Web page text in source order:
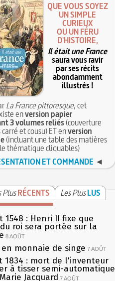
QUE VOUS SOYEZ
UN SIMPLE
CURIEUX
OU UN FÉRU
D'HISTOIRE,
Il était une France
saura vous ravir
par ses récits
abondamment
illustrés !
La France pittoresque, cet
enversion papier
3 volumes reliés(couverture
et cousu) ET enversion
(incluant une table des matières
thématique cliquables)
ET COMMANDE ◄
Plus RÉCENTS Les Plus LUS
1548 : Henri II fixe que
du roi sera portée sur la
8 AOÛT
en monnaie de singe 7 AOÛT
1834 : mort de l'inventeur
à tisser semi-automatique
Jacquard 7 AOÛT